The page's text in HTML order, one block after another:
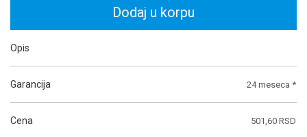
Dodaj u korpu
Opis
Garancija 24 meseca *
Cena 501,60 RSD